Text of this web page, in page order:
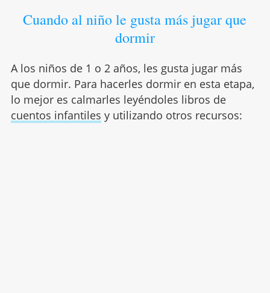
Cuando al niño le gusta más jugar que
dormir
A los niños de 1 o 2 años, les gusta jugar más
que dormir. Para hacerles dormir en esta etapa,
lo mejor es calmarles leyéndoles libros de
cuentos infantiles y utilizando otros recursos: